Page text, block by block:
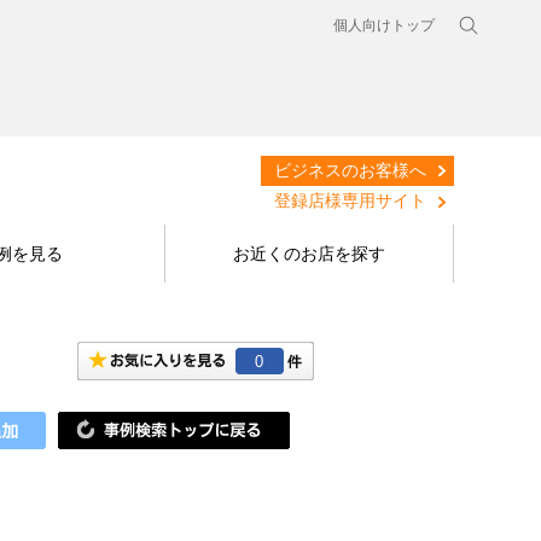
個人向けトップ
ビジネスのお客様へ
登録店様専用サイト
を見る お近くのお店を探す
0